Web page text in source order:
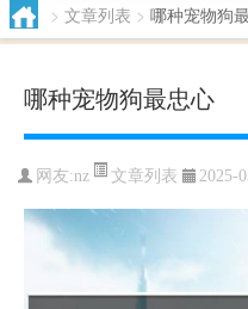
> 文章列表 > 哪种宠物狗
哪种宠物狗最忠心
网友:nz 文章列表 2025-